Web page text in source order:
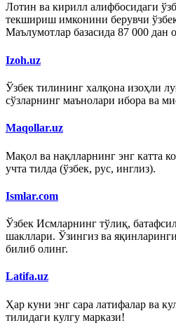
Лотин ва кирилл алифбосидаги
текшириш имконини берувчи
Маълумотлар базасида 87 000 дан
Izoh.uz
Ўзбек тилининг халқона изоҳли
сўзларнинг маънолари ибора ва
Maqollar.uz
Мақол ва нақлларнинг энг катта
учта тилда (ўзбек, рус, инглиз).
Ismlar.com
Ўзбек Исмларнинг тўлиқ,
шакллари. Ўзингиз ва
билиб олинг.
Latifa.uz
Ҳар куни энг сара латифалар ва
тилидаги кулгу маркази!